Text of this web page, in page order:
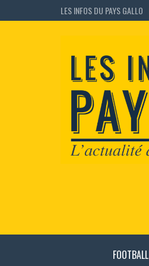
LES INFOS DU PAYS GALLO
FOOTBALL